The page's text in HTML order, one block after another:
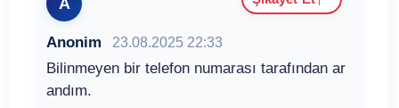
A
Anonim 23.08.2025 22:33
Bilinmeyen bir telefon numarası tarafından ar
andım.